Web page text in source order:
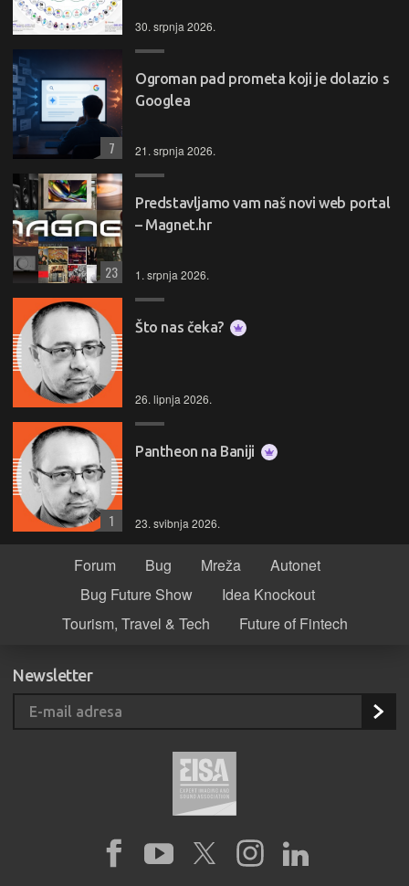
30. srpnja 2026.
Ogroman pad prometa koji je dolazio s
Googlea
21. srpnja 2026.
7
Predstavljamo vam naš novi web portal
– Magnet.hr
1. srpnja 2026.
23
Što nas čeka?
26. lipnja 2026.
Pantheon na Baniji
23. svibnja 2026.
1
Forum Bug Mreža
Autonet
Bug Future Show
Idea Knockout
Tourism, Travel & Tech
Future of Fintech
Newsletter